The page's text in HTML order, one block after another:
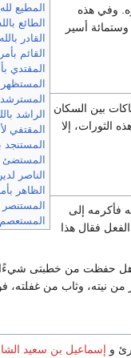
المطيع لله
الطائع
القادر بالله
القائم
المقتدي
المستظهر
المسترشد
الراشد
المقتفي
المستنجد
المستضئ
الناصر
الظاهر
المستنصر
المستعصم
وفي هذه
وستمائة أسير
بين السكان
الثورات، إلا
فأكرمه إلى
فقال هذا
هل حفظت من خطبتى
وثاب من غفلته،
و إسماعيل بن سعيد